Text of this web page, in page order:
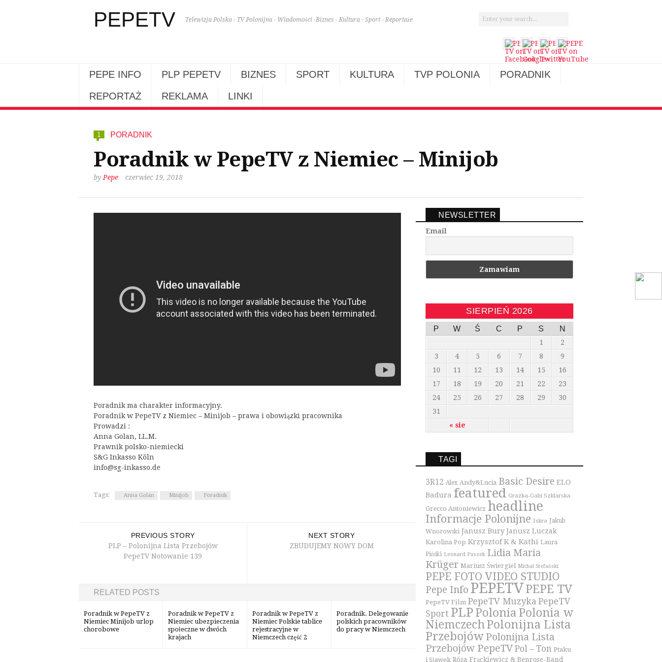
PEPETV Telewizja Polska - TV Polonijna - Wiadomości -Biznes - Kultura - Sport - Reportaże
PEPE INFO PLP PEPETV BIZNES SPORT KULTURA TVP POLONIA
PORADNIK
REPORTAŻ
REKLAMA LINKI
1 PORADNIK
Poradnik w PepeTV z Niemiec – Minijob
by Pepe czerwiec 19, 2018
Poradnik ma charakter informacyjny.
Poradnik w PepeTV z Niemiec – Minijob – prawa i obowiązki pracownika
Prowadzi :
Anna Golan, LL.M.
Prawnik polsko-niemiecki
S&G Inkasso Köln
info@sg-inkasso.de
Tags: Anna Golan Minijob Poradnik
PREVIOUS STORY
PLP – Polonijna Lista Przebojów
PepeTV Notowanie 139
NEXT STORY
ZBUDUJEMY NOWY DOM
RELATED POSTS
Poradnik w PepeTV z
Niemiec Minijob urlop
chorobowe
Poradnik w PepeTV z
Niemiec ubezpieczenia
społeczne w dwóch
krajach
Poradnik w PepeTV z
Niemiec Polskie tablice
rejestracyjne w
Niemczech część 2
Poradnik. Delegowanie
polskich pracowników
do pracy w Niemczech
NEWSLETTER
Email
SIERPIEŃ 2026
P W Ś C P S N
« sie
1
2
3
4 5 6 7 8
9
10
11 12 13 14 15
16
17
18 19 20 21 22
23
24
25 26 27 28 29
30
31
TAGI
3R12 Alex Andy&Lucia Basic Desire ELO
Badura featured Grazka-Gabi Szklarska
Grecco Antoniewicz headline
Informacje Polonijne Iskra Jakub
Wnorowski Janusz Bury Janusz Luczak
Karolina Pop Krzysztof K & Kathi Laura
Piński Leonard Paszek Lidia Maria
Krüger Mariusz Świergiel Michał Stefański
PEPE FOTO VIDEO STUDIO
Pepe Info PEPETVPEPE TV
PepeTV Film PepeTV Muzyka PepeTV
Sport PLP Polonia Polonia w
Niemczech Polonijna Lista
Przebojów Polonijna Lista
Przebojów PepeTV Pol – Ton Ptaku
i Sławek Róża Frąckiewicz & Benrose-Band